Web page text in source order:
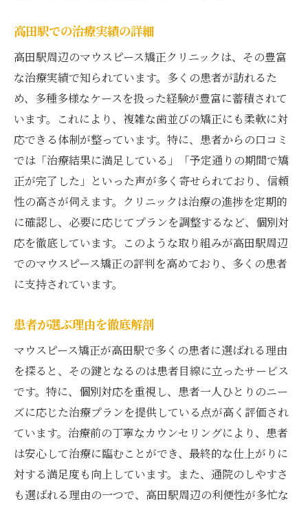
高田駅での治療実績の詳細
高田駅周辺のマウスピース矯正クリニックは、その豊富
な治療実績で知られています。多くの患者が訪れるた
め、多種多様なケースを扱った経験が豊富に蓄積されて
います。これにより、複雑な歯並びの矯正にも柔軟に対
応できる体制が整っています。特に、患者からの口コミ
では「治療結果に満足している」「予定通りの期間で矯
正が完了した」といった声が多く寄せられており、信頼
性の高さが伺えます。クリニックは治療の進捗を定期的
に確認し、必要に応じてプランを調整するなど、個別対
応を徹底しています。このような取り組みが高田駅周辺
でのマウスピース矯正の評判を高めており、多くの患者
に支持されています。
患者が選ぶ理由を徹底解剖
マウスピース矯正が高田駅で多くの患者に選ばれる理由
を探ると、その鍵となるのは患者目線に立ったサービス
です。特に、個別対応を重視し、患者一人ひとりのニー
ズに応じた治療プランを提供している点が高く評価され
ています。治療前の丁寧なカウンセリングにより、患者
は安心して治療に臨むことができ、最終的な仕上がりに
対する満足度も向上しています。また、通院のしやすさ
も選ばれる理由の一つで、高田駅周辺の利便性が多忙な